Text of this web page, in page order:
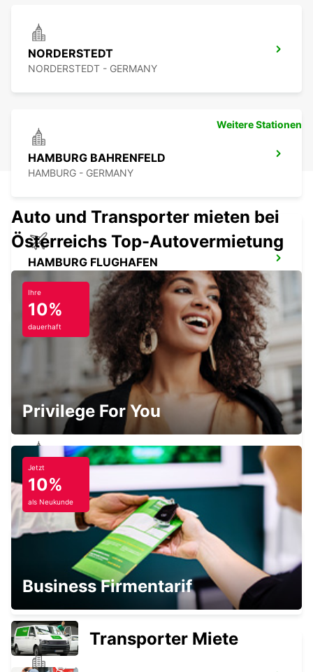
NORDERSTEDT
NORDERSTEDT - GERMANY
HAMBURG BAHRENFELD
HAMBURG - GERMANY
HAMBURG FLUGHAFEN
HAMBURG - GERMANY
NEUMÜNSTER
NEUMUENSTER - GERMANY
HAMBURG HAUPTBAHNHOF
HAMBURG - GERMANY
HAMBURG HAUPTBAHNHOF
HAMBURG - GERMANY
Weitere Stationen
Auto und Transporter mieten bei
Österreichs Top-Autovermietung
Ihre
10%
dauerhaft
Privilege For You
Jetzt
10%
als Neukunde
Business Firmentarif
Transporter Miete